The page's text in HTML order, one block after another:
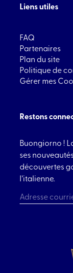
Liens utiles
FAQ
Partenaires
Plan du site
Politique de
Gérer mes
Restons
Buongiorno !
ses
découvertes
l’italienne.